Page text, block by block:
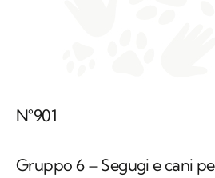
N°901
Gruppo 6 – Segugi e cani